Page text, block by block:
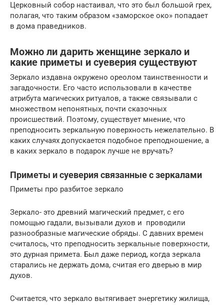
Церковный собор настаивал, что это был большой грех,
полагая, что таким образом «заморское око» попадает
в дома праведников.
Можно ли дарить женщине зеркало и
какие приметы и суеверия существуют
Зеркало издавна окружено ореолом таинственности и
загадочности. Его часто использовали в качестве
атрибута магических ритуалов, а также связывали с
множеством непонятных, почти сказочных
происшествий. Поэтому, существует мнение, что
преподносить зеркальную поверхность нежелательно. В
каких случаях допускается подобное преподношение, а
в каких зеркало в подарок лучше не вручать?
Приметы и суеверия связанные с зеркалами
Приметы про разбитое зеркало
Зеркало- это древний магический предмет, с его
помощью гадали, вызывали духов и проводили
разнообразные магические обряды. С давних времен
считалось, что преподносить зеркальные поверхности,
это дурная примета. Был даже период, когда зеркала
старались не держать дома, считая его дверью в мир
духов.
Считается, что зеркало вытягивает энергетику жилища,